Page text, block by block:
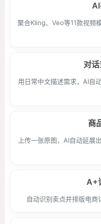
聚合Kling、Veo等11款视频
对
用日常中文描述需求，AI自
商
上传一张原图，AI自动延展
A+
自动识别卖点并排版电商